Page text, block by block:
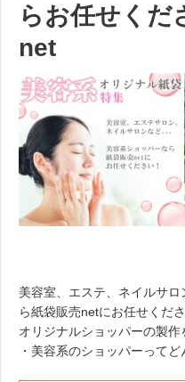
らお任せくだ
net
美容室、エステ、ネイルサ
ら紙袋販売netにお任せくだ
オリジナルショッパーの製作
・美容系のショッパーって